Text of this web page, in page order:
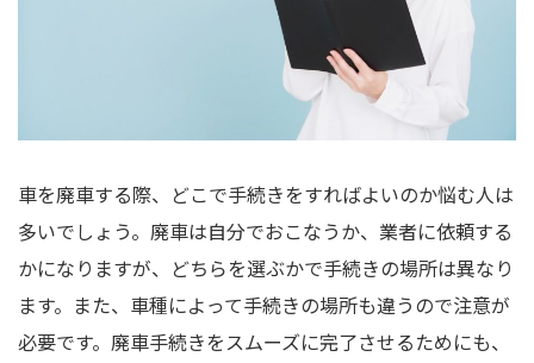
車を廃車する際、どこで手続きをすればよいのか悩む人は
多いでしょう。廃車は自分でおこなうか、業者に依頼する
かになりますが、どちらを選ぶかで手続きの場所は異なり
ます。また、車種によって手続きの場所も違うので注意が
必要です。廃車手続きをスムーズに完了させるためにも、